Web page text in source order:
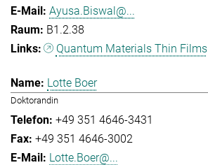
Ayusa.Biswal@...
B1.2.38
Quantum Materials Thin Films
Lotte Boer
Doktorandin
+49 351 4646-3431
+49 351 4646-3002
Lotte.Boer@...